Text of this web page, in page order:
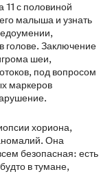
с половиной
малыша и узнать
голове. Заключение
шеи,
под вопросом
маркеров
хориона,
Она
безопасная: есть
в тумане,